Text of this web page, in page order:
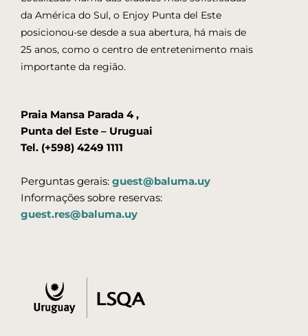
da América do Sul, o Enjoy Punta del Este
posicionou-se desde a sua abertura, há mais de
25 anos, como o centro de entretenimento mais
importante da região.
Praia Mansa Parada 4 ,
Punta del Este – Uruguai
Tel. (+598) 4249 1111
Perguntas gerais: guest@baluma.uy
Informações sobre reservas:
guest.res@baluma.uy